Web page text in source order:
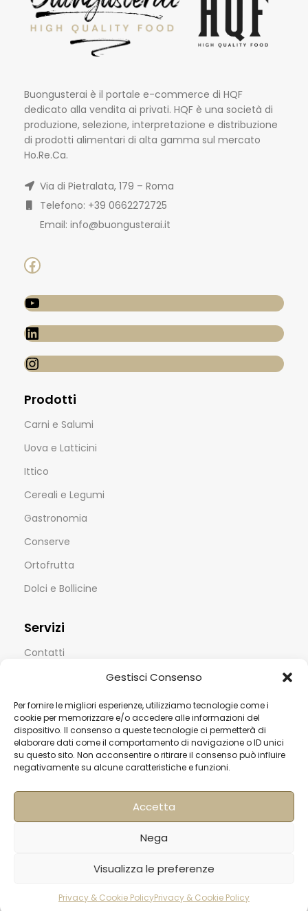
Gestisci Consenso
Per fornire le migliori esperienze, utilizziamo tecnologie come i
cookie per memorizzare e/o accedere alle informazioni del
dispositivo. Il consenso a queste tecnologie ci permetterà di
elaborare dati come il comportamento di navigazione o ID unici
su questo sito. Non acconsentire o ritirare il consenso può influire
negativamente su alcune caratteristiche e funzioni.
Accetta
Nega
Visualizza le preferenze
Privacy & Cookie PolicyPrivacy & Cookie Policy
Buongusterai è il portale e-commerce di HQF
dedicato alla vendita ai privati. HQF è una società di
produzione, selezione, interpretazione e distribuzione
di prodotti alimentari di alta gamma sul mercato
Ho.Re.Ca.
Via di Pietralata, 179 – Roma
Telefono: +39 0662272725
Email: info@buongusterai.it
Prodotti
Carni e Salumi
Uova e Latticini
Ittico
Cereali e Legumi
Gastronomia
Conserve
Ortofrutta
Dolci e Bollicine
Servizi
Contatti
Termini & Condizioni
Spedizioni
FAQ
Privacy & Cookie Policy
Informativa Newsletter
Iscriviti alla Newsletter
[mailup_form]
Via di Pietralata, 179